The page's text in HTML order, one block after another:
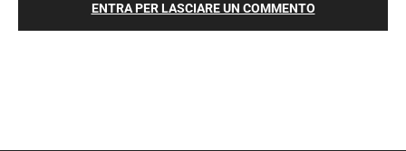
ENTRA PER LASCIARE UN COMMENTO